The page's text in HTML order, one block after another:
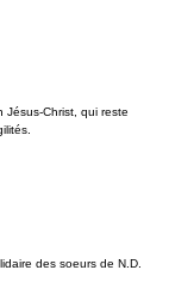
Christ, qui reste
des soeurs de N.D.